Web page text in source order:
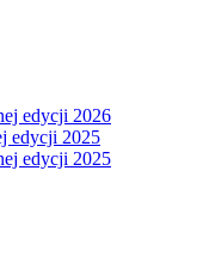
edycji 2026
edycji 2025
edycji 2025